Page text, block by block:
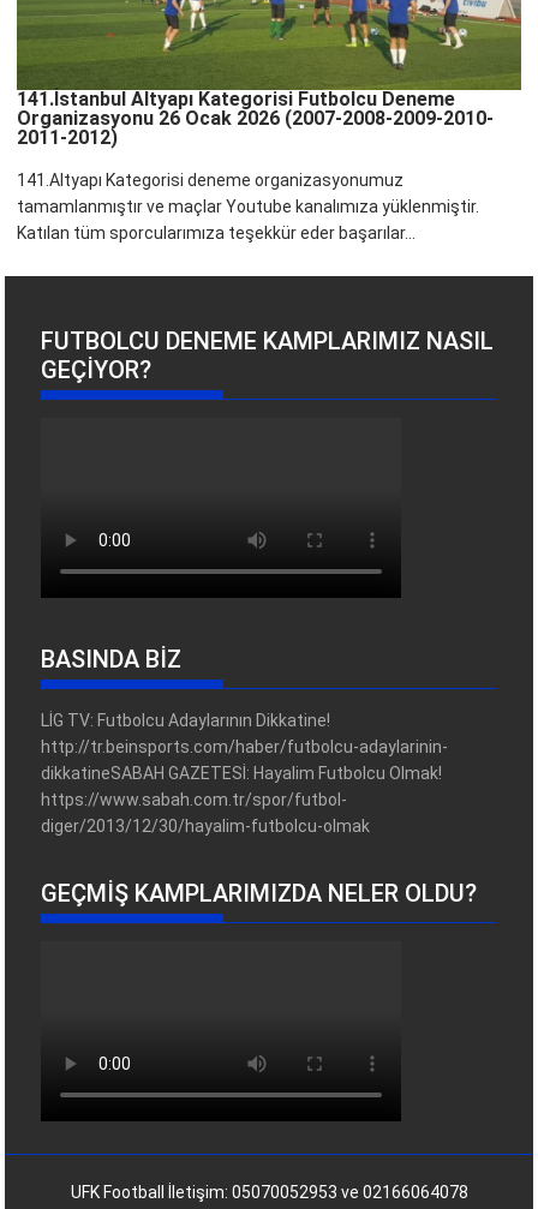
141.İstanbul Altyapı Kategorisi Futbolcu Deneme
Organizasyonu 26 Ocak 2026 (2007-2008-2009-2010-
2011-2012)
141.Altyapı Kategorisi deneme organizasyonumuz
tamamlanmıştır ve maçlar Youtube kanalımıza yüklenmiştir.
Katılan tüm sporcularımıza teşekkür eder başarılar...
FUTBOLCU DENEME KAMPLARIMIZ NASIL
GEÇIYOR?
BASINDA BİZ
LİG TV: Futbolcu Adaylarının Dikkatine!
http://tr.beinsports.com/haber/futbolcu-adaylarinin-
dikkatineSABAH GAZETESİ: Hayalim Futbolcu Olmak!
https://www.sabah.com.tr/spor/futbol-
diger/2013/12/30/hayalim-futbolcu-olmak
GEÇMIŞ KAMPLARIMIZDA NELER OLDU?
UFK Football İletişim: 05070052953 ve 02166064078